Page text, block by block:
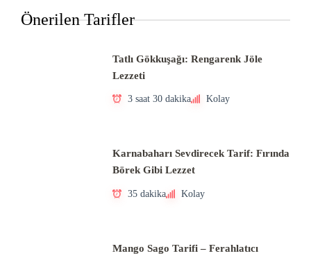
Önerilen Tarifler
Tatlı Gökkuşağı: Rengarenk Jöle
Lezzeti
3 saat 30 dakika Kolay
Karnabaharı Sevdirecek Tarif: Fırında
Börek Gibi Lezzet
35 dakika Kolay
Mango Sago Tarifi – Ferahlatıcı